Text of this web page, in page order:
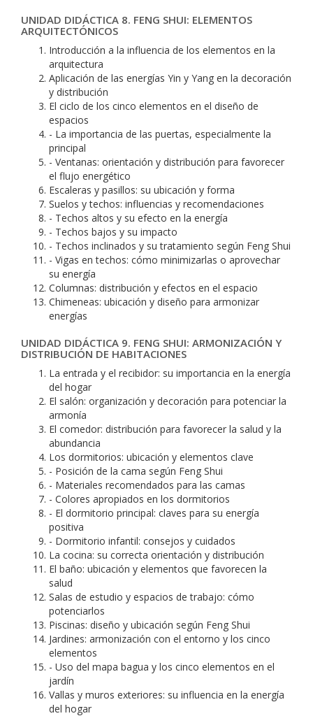
UNIDAD DIDÁCTICA 8. FENG SHUI: ELEMENTOS
ARQUITECTÓNICOS
Introducción a la influencia de los elementos en la
arquitectura
Aplicación de las energías Yin y Yang en la decoración
y distribución
El ciclo de los cinco elementos en el diseño de
espacios
- La importancia de las puertas, especialmente la
principal
- Ventanas: orientación y distribución para favorecer
el flujo energético
Escaleras y pasillos: su ubicación y forma
Suelos y techos: influencias y recomendaciones
- Techos altos y su efecto en la energía
- Techos bajos y su impacto
- Techos inclinados y su tratamiento según Feng Shui
- Vigas en techos: cómo minimizarlas o aprovechar
su energía
Columnas: distribución y efectos en el espacio
Chimeneas: ubicación y diseño para armonizar
energías
UNIDAD DIDÁCTICA 9. FENG SHUI: ARMONIZACIÓN Y
DISTRIBUCIÓN DE HABITACIONES
La entrada y el recibidor: su importancia en la energía
del hogar
El salón: organización y decoración para potenciar la
armonía
El comedor: distribución para favorecer la salud y la
abundancia
Los dormitorios: ubicación y elementos clave
- Posición de la cama según Feng Shui
- Materiales recomendados para las camas
- Colores apropiados en los dormitorios
- El dormitorio principal: claves para su energía
positiva
- Dormitorio infantil: consejos y cuidados
La cocina: su correcta orientación y distribución
El baño: ubicación y elementos que favorecen la
salud
Salas de estudio y espacios de trabajo: cómo
potenciarlos
Piscinas: diseño y ubicación según Feng Shui
Jardines: armonización con el entorno y los cinco
elementos
- Uso del mapa bagua y los cinco elementos en el
jardín
Vallas y muros exteriores: su influencia en la energía
del hogar